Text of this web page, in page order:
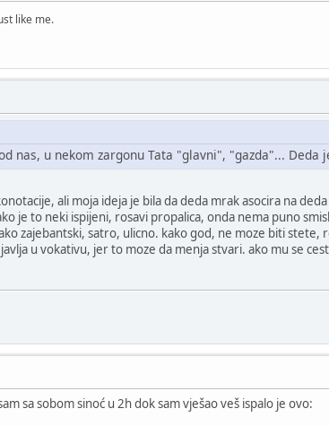
like me.
nas, u nekom zargonu Tata "glavni", "gazda"... Deda
ali moja ideja je bila da deda mrak asocira na
je to neki ispijeni, rosavi propalica, onda nema puno
zajebantski, satro, ulicno. kako god, ne moze biti stete,
u vokativu, jer to moze da menja stvari. ako mu se
sa sobom sinoć u 2h dok sam vješao veš ispalo je ovo: